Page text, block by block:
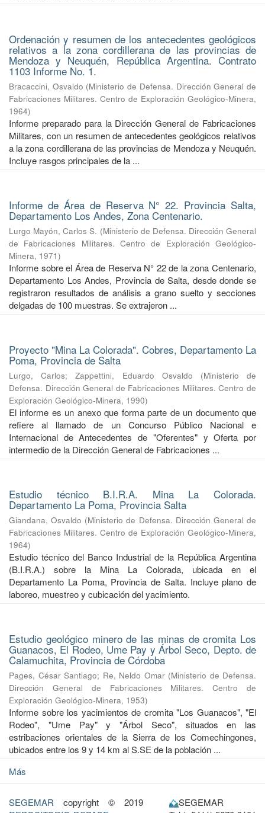
Ordenación y resumen de los antecedentes geológicos
relativos a la zona cordillerana de las provincias de
Mendoza y Neuquén, República Argentina. Contrato
1103 Informe No. 1.
Bracaccini, Osvaldo (Ministerio de Defensa. Dirección General de
Fabricaciones Militares. Centro de Exploración Geológico-Minera,
1964)
Informe preparado para la Dirección General de Fabricaciones
Militares, con un resumen de antecedentes geológicos relativos
a la zona cordillerana de las provincias de Mendoza y Neuquén.
Incluye rasgos principales de la ...
Informe de Área de Reserva N° 22. Provincia Salta,
Departamento Los Andes, Zona Centenario.
Lurgo Mayón, Carlos S. (Ministerio de Defensa. Dirección General
de Fabricaciones Militares. Centro de Exploración Geológico-
Minera, 1971)
Informe sobre el Área de Reserva N° 22 de la zona Centenario,
Departamento Los Andes, Provincia de Salta, desde donde se
registraron resultados de análisis a grano suelto y secciones
delgadas de 100 muestras. Se extrajeron ...
Proyecto "Mina La Colorada". Cobres, Departamento La
Poma, Provincia de Salta
Lurgo, Carlos;Zappettini, Eduardo Osvaldo (Ministerio de
Defensa. Dirección General de Fabricaciones Militares. Centro de
Exploración Geológico-Minera, 1990)
El informe es un anexo que forma parte de un documento que
refiere al llamado de un Concurso Público Nacional e
Internacional de Antecedentes de "Oferentes" y Oferta por
intermedio de la Dirección General de Fabricaciones ...
Estudio técnico B.I.R.A. Mina La Colorada.
Departamento La Poma, Provincia Salta
Giandana, Osvaldo (Ministerio de Defensa. Dirección General de
Fabricaciones Militares. Centro de Exploración Geológico-Minera,
1964)
Estudio técnico del Banco Industrial de la República Argentina
(B.I.R.A.) sobre la Mina La Colorada, ubicada en el
Departamento La Poma, Provincia de Salta. Incluye plano de
laboreo, muestreo y cubicación del yacimiento.
Estudio geológico minero de las minas de cromita Los
Guanacos, El Rodeo, Ume Pay y Árbol Seco, Depto. de
Calamuchita, Provincia de Córdoba
Pages, César Santiago; Re, Neldo Omar (Ministerio de Defensa.
Dirección General de Fabricaciones Militares. Centro de
Exploración Geológico-Minera, 1953)
Informe sobre los yacimientos de cromita "Los Guanacos", "El
Rodeo", "Ume Pay" y "Árbol Seco", situados en las
estribaciones orientales de la Sierra de los Comechingones,
ubicados entre los 9 y 14 km al S.SE de la población ...
Más
SEGEMAR copyright © 2019
SEGEMAR